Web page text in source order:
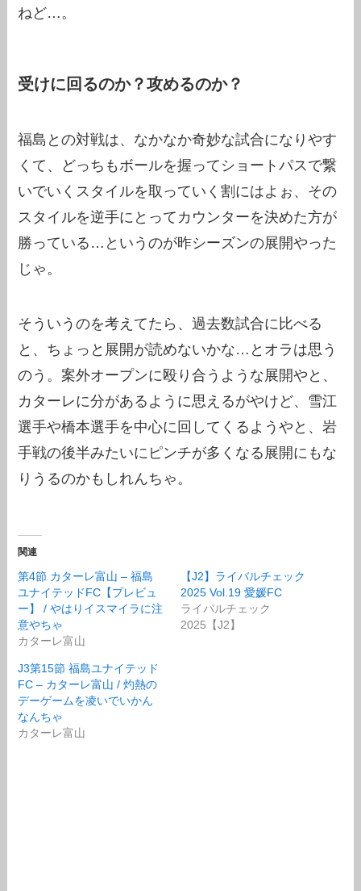
ねど…。
受けに回るのか？攻めるのか？
福島との対戦は、なかなか奇妙な試合になりやす
くて、どっちもボールを握ってショートパスで繋
いでいくスタイルを取っていく割にはよぉ、その
スタイルを逆手にとってカウンターを決めた方が
勝っている…というのが昨シーズンの展開やった
じゃ。
そういうのを考えてたら、過去数試合に比べる
と、ちょっと展開が読めないかな…とオラは思う
のう。案外オープンに殴り合うような展開やと、
カターレに分があるように思えるがやけど、雪江
選手や橋本選手を中心に回してくるようやと、岩
手戦の後半みたいにピンチが多くなる展開にもな
りうるのかもしれんちゃ。
関連
第4節 カターレ富山 – 福島
ユナイテッドFC【プレビュ
ー】 / やはりイスマイラに注
意やちゃ
カターレ富山
【J2】ライバルチェック
2025 Vol.19 愛媛FC
ライバルチェック
2025【J2】
J3第15節 福島ユナイテッド
FC – カターレ富山 / 灼熱の
デーゲームを凌いでいかん
なんちゃ
カターレ富山